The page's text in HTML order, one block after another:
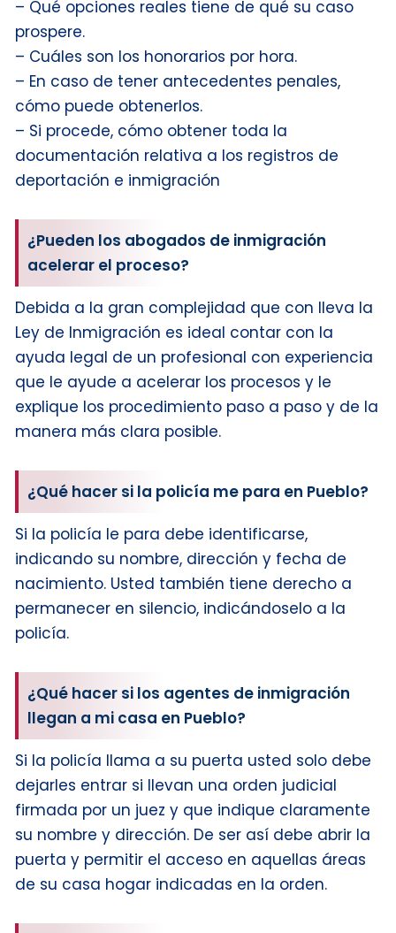
– Qué opciones reales tiene de qué su caso
prospere.
– Cuáles son los honorarios por hora.
– En caso de tener antecedentes penales,
cómo puede obtenerlos.
– Si procede, cómo obtener toda la
documentación relativa a los registros de
deportación e inmigración
¿Pueden los abogados de inmigración
acelerar el proceso?
Debida a la gran complejidad que con lleva la
Ley de Inmigración es ideal contar con la
ayuda legal de un profesional con experiencia
que le ayude a acelerar los procesos y le
explique los procedimiento paso a paso y de la
manera más clara posible.
¿Qué hacer si la policía me para en Pueblo?
Si la policía le para debe identificarse,
indicando su nombre, dirección y fecha de
nacimiento. Usted también tiene derecho a
permanecer en silencio, indicándoselo a la
policía.
¿Qué hacer si los agentes de inmigración
llegan a mi casa en Pueblo?
Si la policía llama a su puerta usted solo debe
dejarles entrar si llevan una orden judicial
firmada por un juez y que indique claramente
su nombre y dirección. De ser así debe abrir la
puerta y permitir el acceso en aquellas áreas
de su casa hogar indicadas en la orden.